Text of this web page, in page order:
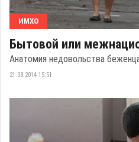
ИМХО
Бытовой или
Анатомия недовольства
21.08.2014 15:51